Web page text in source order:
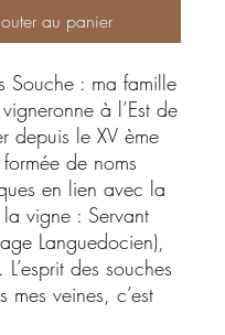
au panier
Souche : ma famille
à l’Est de
depuis le XV ème
de noms
en lien avec la
vigne : Servant
Languedocien),
des souches
mes veines, c’est